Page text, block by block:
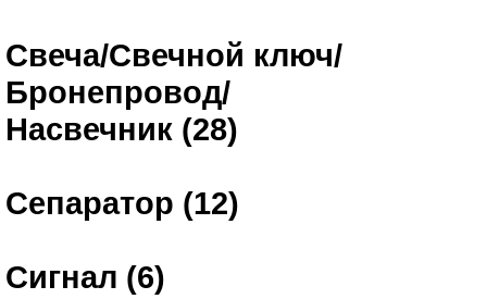
Свеча/Свечной ключ/
Бронепровод/
Насвечник (28)
Сепаратор (12)
Сигнал (6)